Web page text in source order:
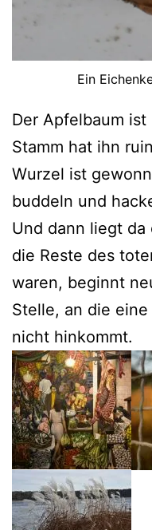
Ein
Der Apfelbaum
Stamm hat ihn
Wurzel ist
buddeln und
Und dann liegt da
die Reste des
waren, beginnt
Stelle, an die
nicht hinkommt.